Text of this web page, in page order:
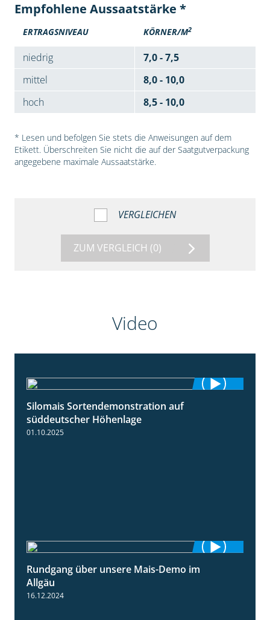
Empfohlene Aussaatstärke *
ERTRAGSNIVEAU KÖRNER/M2
niedrig
7,0 - 7,5
mittel
8,0 - 10,0
hoch
8,5 - 10,0
* Lesen und befolgen Sie stets die Anweisungen auf dem
Etikett. Überschreiten Sie nicht die auf der Saatgutverpackung
angegebene maximale Aussaatstärke.
VERGLEICHEN
ZUM VERGLEICH (0)
Video
Silomais Sortendemonstration auf
süddeutscher Höhenlage
01.10.2025
Rundgang über unsere Mais-Demo im
Allgäu
16.12.2024